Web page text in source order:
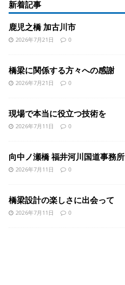
新着記事
鹿児之橋 加古川市
2026年7月21日 0
橋梁に関係する方々への感謝
2026年7月21日 0
現場で本当に役立つ技術を
2026年7月11日 0
向中ノ瀬橋 福井河川国道事務所
2026年7月11日 0
橋梁設計の楽しさに出会って
2026年7月11日 0